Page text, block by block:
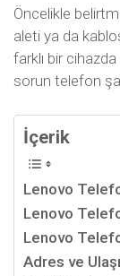
Öncelikle
aleti ya da
farklı bir
sorun telefon
İçerik
Lenovo
Lenovo
Lenovo
Adres ve